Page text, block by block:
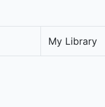
My Library